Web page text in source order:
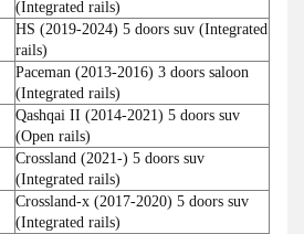
(Integrated rails)
HS (2019-2024) 5 doors suv (Integrated
rails)
Paceman (2013-2016) 3 doors saloon
(Integrated rails)
Qashqai II (2014-2021) 5 doors suv
(Open rails)
Crossland (2021-) 5 doors suv
(Integrated rails)
Crossland-x (2017-2020) 5 doors suv
(Integrated rails)